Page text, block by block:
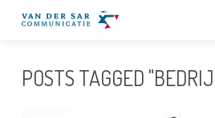
POSTS TAGGED